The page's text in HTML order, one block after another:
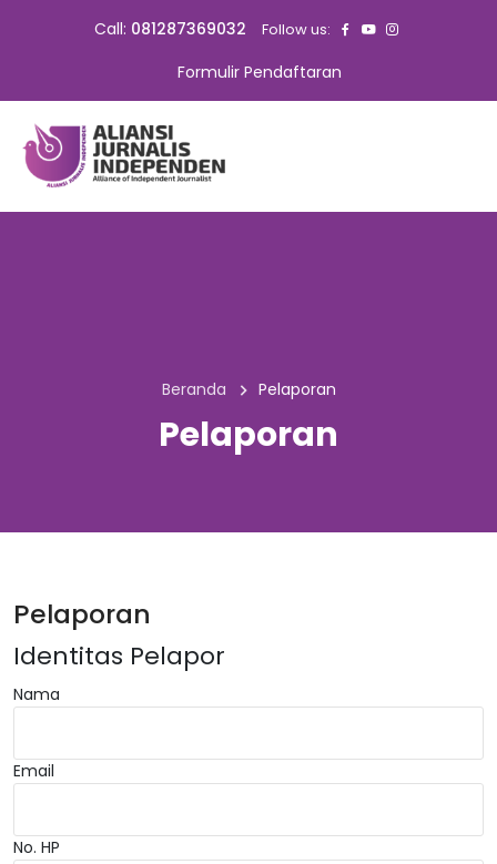
Call: 081287369032 Follow us:
Formulir Pendaftaran
Beranda Pelaporan
Pelaporan
Pelaporan
Identitas Pelapor
Nama
Email
No. HP